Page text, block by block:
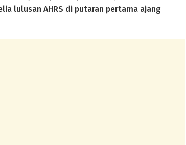
lulusan AHRS di putaran pertama ajang